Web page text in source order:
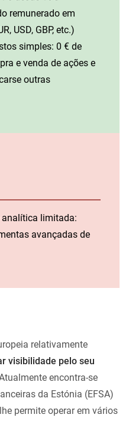
remunerado em
USD, GBP, etc.)
simples: 0 € de
e venda de ações e
outras
analítica limitada:
avançadas de
relativamente
visibilidade pelo seu
encontra-se
da Estónia (EFSA)
permite operar em vários